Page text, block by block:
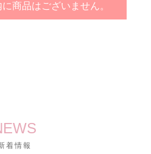
商品はございません。
着情報